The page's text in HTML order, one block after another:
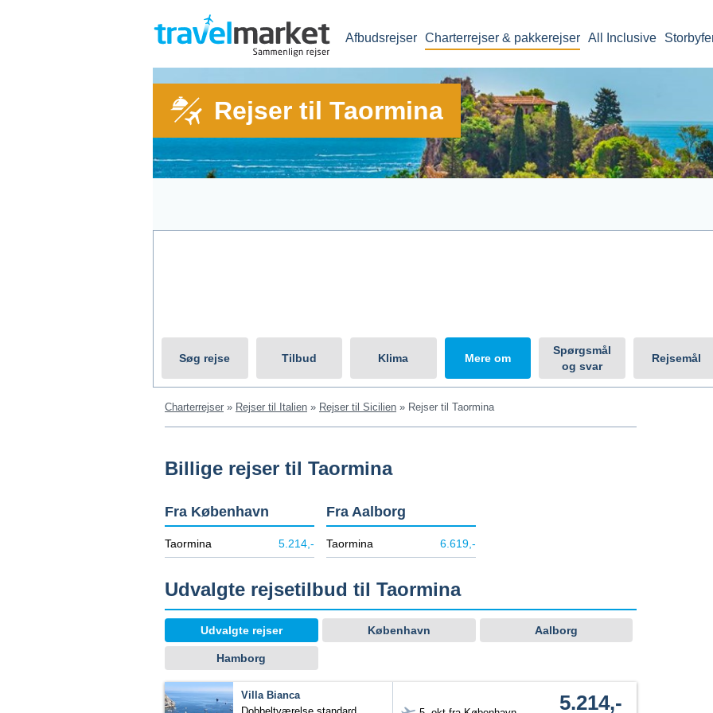
Afbudsrejser Charterrejser & pakkerejser All Inclusive
Rejser til Taormina
Søg rejse Tilbud Klima Mere om
Spørgsmål
og svar
Rejsemål
Charterrejser » Rejser til Italien » Rejser til Sicilien » Rejser til Taormina
Billige rejser til Taormina
Fra København
Taormina 5.214,-
Fra Aalborg
Taormina 6.619,-
Udvalgte rejsetilbud til Taormina
Udvalgte rejser København Aalborg
Hamborg
Villa Bianca
5.214,-